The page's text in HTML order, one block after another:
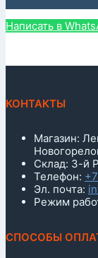
Написать в
КОНТАКТЫ
Магазин:
Склад: 3-й
Телефон:
Эл. почта:
Режим
СПОСОБЫ